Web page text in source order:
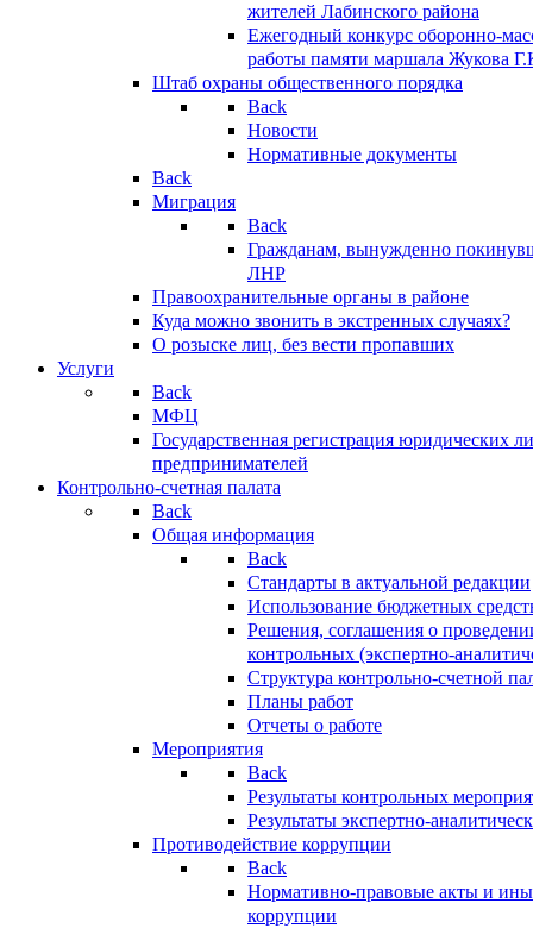
жителей Лабинского района
Ежегодный конкурс оборонно-
работы памяти маршала Жукова
Штаб охраны общественного порядка
Back
Новости
Нормативные документы
Back
Миграция
Back
Гражданам, вынужденно
ЛНР
Правоохранительные органы в районе
Куда можно звонить в экстренных случаях?
О розыске лиц, без вести пропавших
Услуги
Back
МФЦ
Государственная регистрация юридических
предпринимателей
Контрольно-счетная палата
Back
Общая информация
Back
Стандарты в актуальной редакции
Использование бюджетных
Решения, соглашения о
контрольных (экспертно-
Структура контрольно-счетной
Планы работ
Отчеты о работе
Мероприятия
Back
Результаты контрольных
Результаты экспертно-
Противодействие коррупции
Back
Нормативно-правовые акты и
коррупции